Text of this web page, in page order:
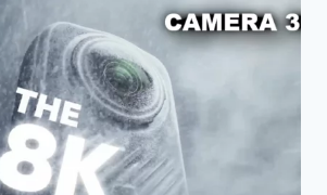
VACANCES
D’ÉTÉ
ACTION-
CAMÉRA
OU
CAMÉRA
360°